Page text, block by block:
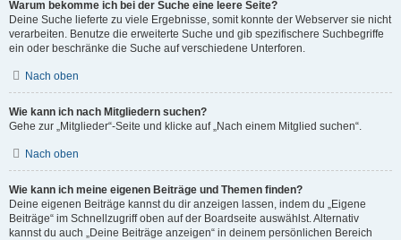
Warum bekomme ich bei der Suche eine leere Seite?
Deine Suche lieferte zu viele Ergebnisse, somit konnte der Webserver sie nicht
verarbeiten. Benutze die erweiterte Suche und gib spezifischere Suchbegriffe
ein oder beschränke die Suche auf verschiedene Unterforen.
Nach oben
Wie kann ich nach Mitgliedern suchen?
Gehe zur „Mitglieder“-Seite und klicke auf „Nach einem Mitglied suchen“.
Nach oben
Wie kann ich meine eigenen Beiträge und Themen finden?
Deine eigenen Beiträge kannst du dir anzeigen lassen, indem du „Eigene
Beiträge“ im Schnellzugriff oben auf der Boardseite auswählst. Alternativ
kannst du auch „Deine Beiträge anzeigen“ in deinem persönlichen Bereich